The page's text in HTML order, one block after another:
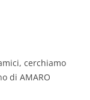
cerchiamo
di AMARO